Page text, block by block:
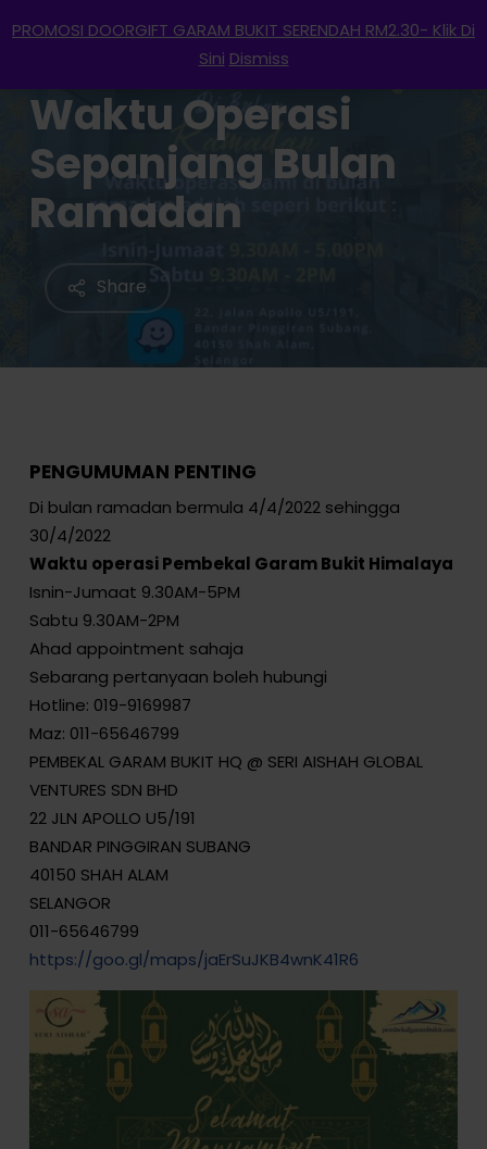
PROMOSI DOORGIFT GARAM BUKIT SERENDAH RM2.30- Klik Di
Sini Dismiss
to
contentWaktu Operasi
Sepanjang Bulan
Ramadan
Share
PENGUMUMAN PENTING
Di bulan ramadan bermula 4/4/2022 sehingga
30/4/2022
Waktu operasi Pembekal Garam Bukit Himalaya
Isnin-Jumaat 9.30AM-5PM
Sabtu 9.30AM-2PM
Ahad appointment sahaja
Sebarang pertanyaan boleh hubungi
Hotline: 019-9169987
Maz: 011-65646799
PEMBEKAL GARAM BUKIT HQ @ SERI AISHAH GLOBAL
VENTURES SDN BHD
22 JLN APOLLO U5/191
BANDAR PINGGIRAN SUBANG
40150 SHAH ALAM
SELANGOR
011-65646799
https://goo.gl/maps/jaErSuJKB4wnK41R6